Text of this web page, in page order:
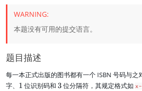
本题没有可用的提交语言。
题目描述
每一本正式出版的图书都有一个 ISBN 号码与
字、 11 位识别码和3
3位分隔符，其规定格式如